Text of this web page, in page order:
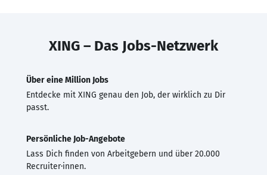
XING – Das Jobs-Netzwerk
Über eine Million Jobs
Entdecke mit XING genau den Job, der wirklich zu Dir
passt.
Persönliche Job-Angebote
Lass Dich finden von Arbeitgebern und über 20.000
Recruiter·innen.